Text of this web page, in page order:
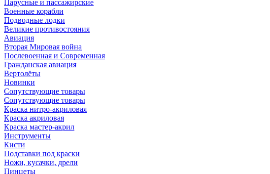
Парусные и пассажирские
Военные корабли
Подводные лодки
Великие противостояния
Авиация
Вторая Мировая война
Послевоенная и Современная
Гражданская авиация
Вертолёты
Новинки
Сопутствующие товары
Сопутствующие товары
Краска нитро-акриловая
Краска акриловая
Краска мастер-акрил
Инструменты
Кисти
Подставки под краски
Ножи, кусачки, дрели
Пинцеты